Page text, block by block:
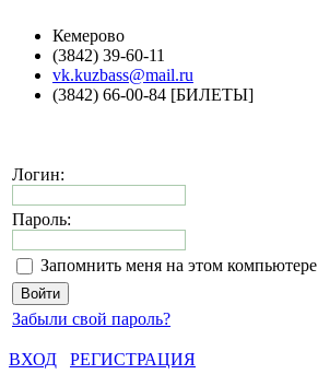
Кемерово
(3842) 39-60-11
vk.kuzbass@mail.ru
(3842) 66-00-84 [БИЛЕТЫ]
Логин:
Пароль:
Запомнить меня на этом компьютере
Забыли свой пароль?
ВХОД
РЕГИСТРАЦИЯ